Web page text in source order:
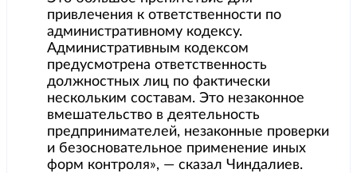
привлечения к ответственности по
административному кодексу.
Административным кодексом
предусмотрена ответственность
должностных лиц по фактически
нескольким составам. Это незаконное
вмешательство в деятельность
предпринимателей, незаконные проверки
и безосновательное применение иных
форм контроля», — сказал Чиндалиев.